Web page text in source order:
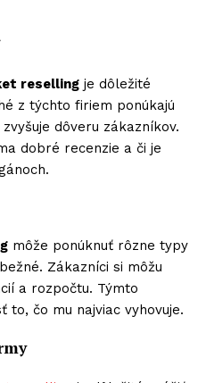
reselling je dôležité
z týchto firiem ponúkajú
dôveru zákazníkov.
dobré recenzie a či je
môže ponúknuť rôzne typy
Zákazníci si môžu
a rozpočtu. Týmto
to, čo mu najviac vyhovuje.